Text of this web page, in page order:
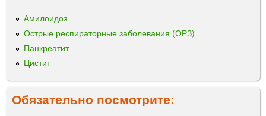
Амилоидоз
Острые респираторные заболевания (ОРЗ)
Панкреатит
Цистит
Обязательно посмотрите: